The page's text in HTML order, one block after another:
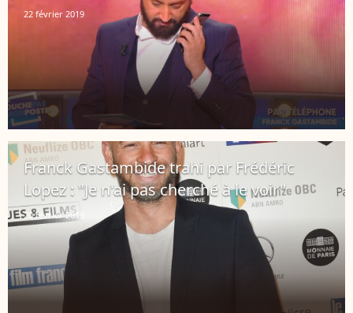
22 février 2019
Franck Gastambide trahi par Frédéric
Lopez : "Je n'ai pas cherché à le voir"
20 février 2019